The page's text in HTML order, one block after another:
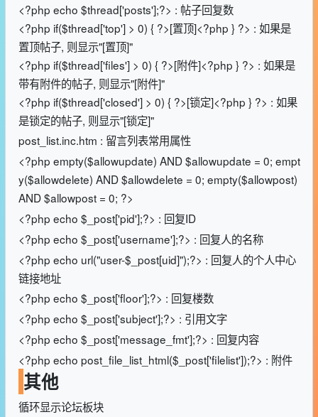
<?php echo $thread['posts'];?> : 帖子回复数
<?php if($thread['top'] > 0) { ?>[置顶]<?php } ?> : 如果是
置顶帖子, 则显示"[置顶]"
<?php if($thread['files'] > 0) { ?>[附件]<?php } ?> : 如果是
带有附件的帖子, 则显示"[附件]"
<?php if($thread['closed'] > 0) { ?>[锁定]<?php } ?> : 如果
是锁定的帖子, 则显示"[锁定]"
post_list.inc.htm : 留言列表常用属性
<?php empty($allowupdate) AND $allowupdate = 0; empt
y($allowdelete) AND $allowdelete = 0; empty($allowpost)
AND $allowpost = 0; ?>
<?php echo $_post['pid'];?> : 回复ID
<?php echo $_post['username'];?> : 回复人的名称
<?php echo url("user-$_post[uid]");?> : 回复人的个人中心
链接地址
<?php echo $_post['floor'];?> : 回复楼数
<?php echo $_post['subject'];?> : 引用文字
<?php echo $_post['message_fmt'];?> : 回复内容
<?php echo post_file_list_html($_post['filelist']);?> : 附件
其他
循环显示论坛板块